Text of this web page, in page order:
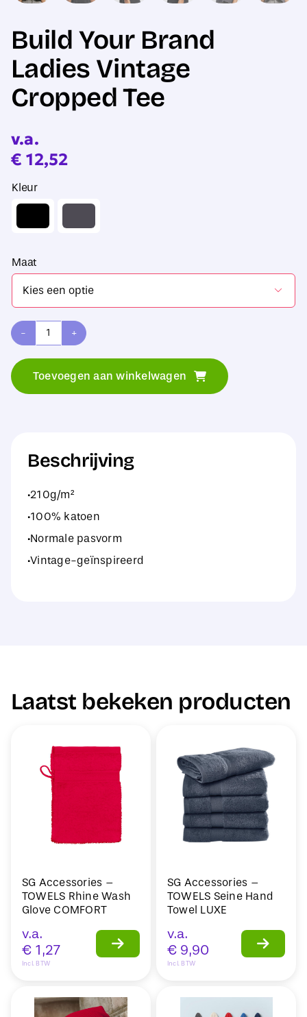
Build Your Brand
Ladies Vintage
Cropped Tee
v.a.
€ 12,52
Kleur
Maat

Build
Brand
Cropped
aantal
Toevoegen aan winkelwagen
Beschrijving
·210g/m²
·100% katoen
·Normale pasvorm
·Vintage-geïnspireerd
Laatst bekeken producten
SG Accessories –
TOWELS Rhine Wash
Glove COMFORT
v.a.
€ 1,27
Incl. BTW
SG Accessories –
TOWELS Seine Hand
Towel LUXE
v.a.
€ 9,90
Incl. BTW